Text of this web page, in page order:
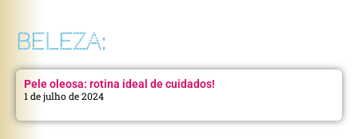
BELEZA:
Pele oleosa: rotina ideal de cuidados!
1 de julho de 2024